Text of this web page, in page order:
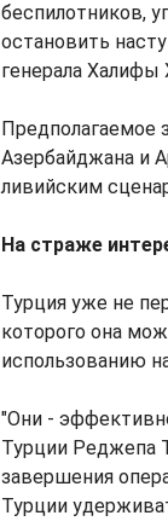
беспилотников,
остановить
генерала
Предполагаемое
Азербайджана и
ливийским
На страже
Турция уже не
которого она
использованию
"Они -
Турции Реджепа
завершения
Турции